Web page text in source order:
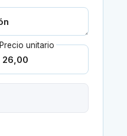
Precio unitario